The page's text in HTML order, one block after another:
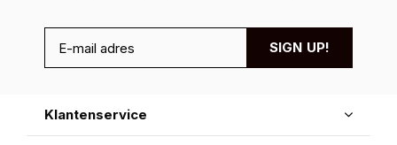
SIGN UP!
Klantenservice